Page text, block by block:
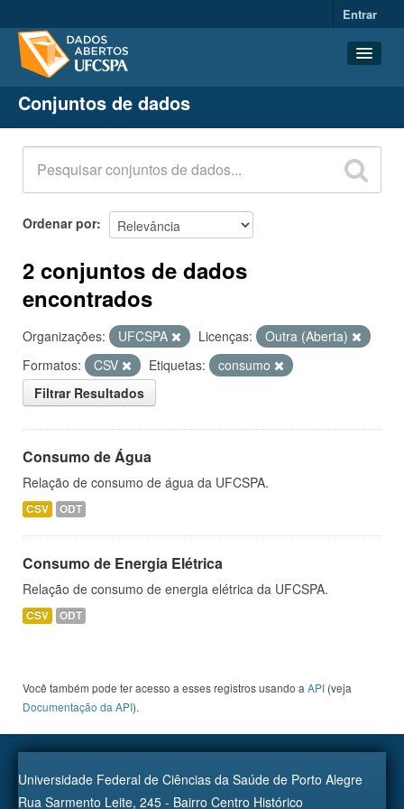
Entrar
Conjuntos de dados
Organizações
Grupos
Sobre
Conjuntos de dados
Ordenar por
2 conjuntos de dados
encontrados
Organizações: UFCSPA Licenças:
Outra (Aberta)
Formatos:
CSV Etiquetas:
consumo
Filtrar Resultados
Consumo de Água
Relação de consumo de água da UFCSPA.
CSV ODT
Consumo de Energia Elétrica
Relação de consumo de energia elétrica da UFCSPA.
CSV ODT
Você também pode ter acesso a esses registros usando a API (veja
Documentação da API).
Universidade Federal de Ciências da Saúde de Porto Alegre
Rua Sarmento Leite, 245 - Bairro Centro Histórico